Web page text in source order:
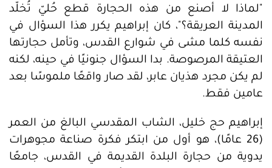
"لماذا لا أصنع من هذه الحجارة قطع حُليّ تُخلّد
المدينة العريقة؟"، كان إبراهيم يكرر هذا السؤال في
نفسه كلما مشى في شوارع القدس، وتأمل حجارتها
العتيقة المرصوصة. بدا السؤال جنونيًا في حينه، لكنه
لم يكن مجرد هذيان عابر، لقد صار واقعًا ملموسًا بعد
عامين فقط.
إبراهيم حج خليل، الشاب المقدسي البالغ من العمر
(26 عامًا)، هو أول من ابتكر فكرة صناعة مجوهرات
يدوية من حجارة البلدة القديمة في القدس، جامعًا